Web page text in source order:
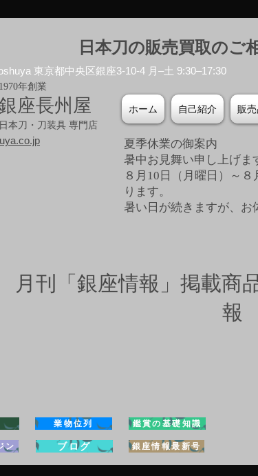
日本刀の販売買取のご
東京都中央区銀座3-10-4 月–土 9:30–17:30
1970年創業
座長州屋
日本刀・刀装具 専門店
ホーム 自己紹介 販
夏季休業の御案内
暑中お見舞い申し上げま
８月10日（月曜日）～
ります。
暑い日が続きますが、お
月刊「銀座情報」掲載商
報
業物位列 鑑賞の基礎知識
ン ブログ 銀座情報最新号